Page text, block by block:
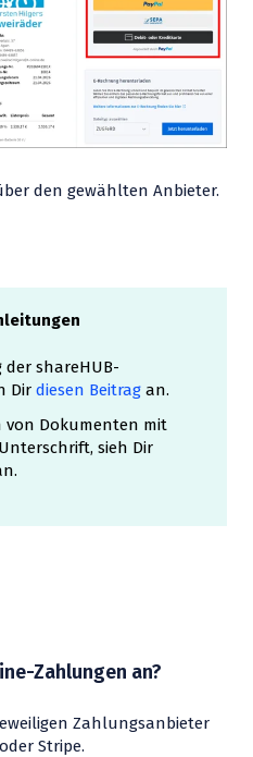
den gewählten Anbieter.
shareHUB-
Dir diesen Beitrag an.
von Dokumenten mit
sieh Dir
Zahlungen an?
Zahlungsanbieter
Stripe.